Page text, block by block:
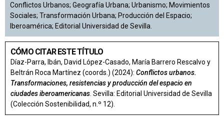
Conflictos Urbanos; Geografía Urbana; Urbanismo; Movimientos
Sociales; Transformación Urbana; Producción del Espacio;
Iberoamérica; Editorial Universidad de Sevilla.
CÓMO CITAR ESTE TÍTULO
Díaz-Parra, Ibán, David López-Casado, María Barrero Rescalvo y
Beltrán Roca Martínez (coords.) (2024): Conflictos urbanos.
Transformaciones, resistencias y producción del espacio en
ciudades iberoamericanas . Sevilla: Editorial Universidad de Sevilla
(Colección Sostenibilidad, n.º 12).